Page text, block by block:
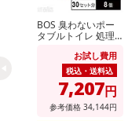
BOS 臭わないポー
タブルトイレ 処理
お試し費用
税込・送料込
7,207円
参考価格 34,144円